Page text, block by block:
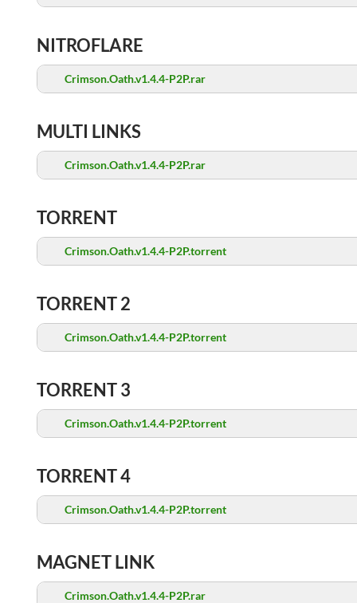
NITROFLARE
Crimson.Oath.v1.4.4-P2P.rar
MULTI LINKS
Crimson.Oath.v1.4.4-P2P.rar
TORRENT
Crimson.Oath.v1.4.4-P2P.torrent
TORRENT 2
Crimson.Oath.v1.4.4-P2P.torrent
TORRENT 3
Crimson.Oath.v1.4.4-P2P.torrent
TORRENT 4
Crimson.Oath.v1.4.4-P2P.torrent
MAGNET LINK
Crimson.Oath.v1.4.4-P2P.rar